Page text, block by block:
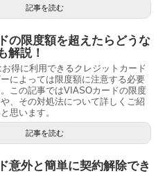
記事を読む
の限度額を超えたらどうな
解説！
得に利用できるクレジットカード
によっては限度額に注意する必要
この記事ではVIASOカードの限度
、その対処法について詳しくご紹
思います。
記事を読む
意外と簡単に契約解除でき